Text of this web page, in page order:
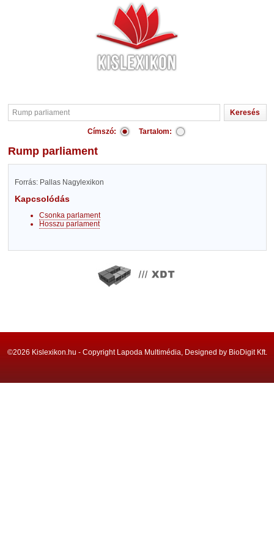
Címszó: Tartalom:
Rump parliament
Forrás: Pallas Nagylexikon
Kapcsolódás
Csonka parlament
Hosszu parlament
©2026 Kislexikon.hu - Copyright Lapoda Multimédia, Designed by BioDigit Kft.